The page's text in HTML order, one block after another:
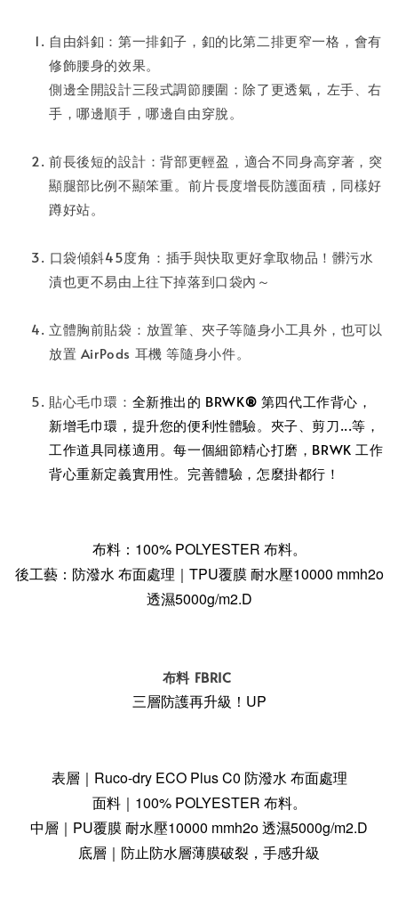
自由斜釦：第一排釦子，釦的比第二排更窄一格，⁣會有
修飾腰身的效果。
側邊全開設計三段式調節腰圍：除了更透氣，⁣左手、右
手，哪邊順手，哪邊自由穿脫。
前長後短的設計⁣：背部更輕盈⁣，適合不同身高穿著，突
顯腿部比例不顯笨重⁣。前片長度增長防護面積，同樣好
蹲好站⁣。
⁣口袋傾斜45度角⁣：插手與快取更好拿取物品！髒污水
漬也更不易由上往下掉落到口袋內～⁣
立體胸前貼袋⁣：放置筆、夾子等隨身小工具⁣外，也可以
放置 AirPods 耳機 等隨身小件⁣。
貼心毛巾環： 全新推出的 BRWK® 第四代工作背心，
新增毛巾環，提升您的便利性體驗。夾子、剪刀...等，
工作道具同樣適用。每一個細節精心打磨，BRWK 工作
背心重新定義實用性。完善體驗，怎麼掛都行！
布料：100% POLYESTER 布料。
後工藝：防潑水 布面處理｜TPU覆膜 耐水壓10000 mmh2o
透濕5000g/m2.D
布料 FBRIC
三層防護再升級！UP
表層｜Ruco-dry ECO Plus C0 防潑水 布面處理
面料｜100% POLYESTER 布料。
中層｜PU覆膜 耐水壓10000 mmh2o 透濕5000g/m2.D
底層｜防止防水層薄膜破裂，手感升級